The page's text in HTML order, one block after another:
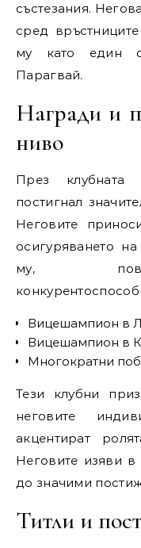
състезания.
сред
му като един
Парагвай.
Награди и
ниво
През
постигнал
Неговите
осигуряването
му,
Вицешампион в
Вицешампион в
Многократни
Тези клубни
неговите
акцентират
Неговите изяви
до значими
Титли и